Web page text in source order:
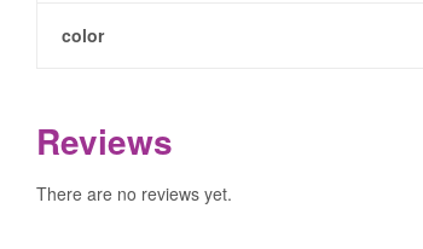
color
Reviews
There are no reviews yet.